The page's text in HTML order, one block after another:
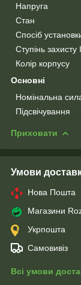
Напруга
Стан
Спосіб
Ступінь захисту
Колір корпусу
Основні
Номінальна
Підсвічування
Приховати
Умови
Нова Пошта
Магазини
Укрпошта
Самовивіз
Всі умови